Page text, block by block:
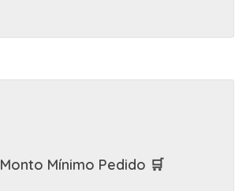
Monto Mínimo Pedido 🛒